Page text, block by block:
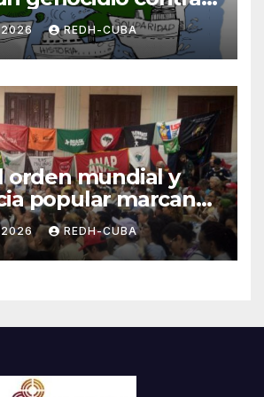
Hedelberto López
2026 REDH-CUBA
orden mundial y
popular marcan
la IV Asamblea
de ALBA
en Cuba
2026 REDH-CUBA